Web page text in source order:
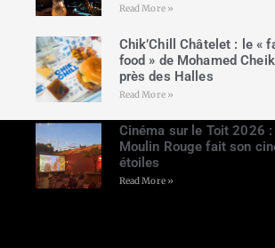
Read More »
Chik’Chill Châtelet : le «
food » de Mohamed
près des Halles
Read More »
Cinéma sur le Toit 2026
Moulin Rouge fait son
étoiles
Read More »